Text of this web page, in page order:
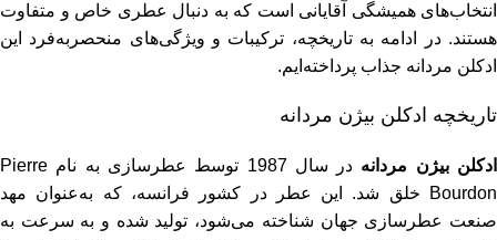
انتخاب‌های همیشگی آقایانی است که به دنبال عطری خاص و متفاوت
هستند. در ادامه به تاریخچه، ترکیبات و ویژگی‌های منحصربه‌فرد این
ادکلن مردانه جذاب پرداخته‌ایم.
تاریخچه ادکلن بیژن مردانه
ادکلن بیژن مردانه
در سال 1987 توسط عطرسازی به نام Pierre
Bourdon خلق شد. این عطر در کشور فرانسه، که به‌عنوان مهد
صنعت عطرسازی جهان شناخته می‌شود، تولید شده و به سرعت به